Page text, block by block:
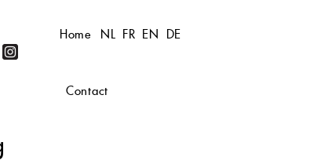
NL FR EN DE
Home
Contact